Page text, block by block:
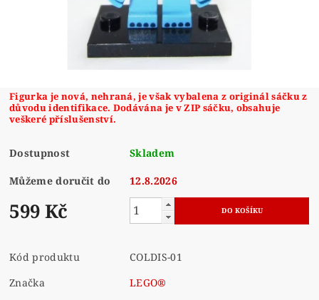
Figurka je nová, nehraná, je však vybalena z originál sáčku z
důvodu identifikace. Dodávána je v ZIP sáčku, obsahuje
veškeré příslušenství.
Dostupnost Skladem
Můžeme doručit do 12.8.2026
599 Kč
Kód produktu
COLDIS-01
Značka
LEGO®